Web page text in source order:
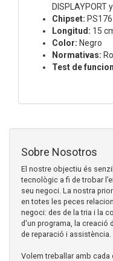
DISPLAYPORT
Chipset: PS176
Longitud: 15
Color: Negro
Normativas:
Test de
Sobre Nosotros
El nostre objectiu és
tecnològic a fi de trobar
seu negoci. La nostra
en totes les peces
negoci: des de la tria i la
d'un programa, la creació
de reparació i assistència.
Volem treballar amb